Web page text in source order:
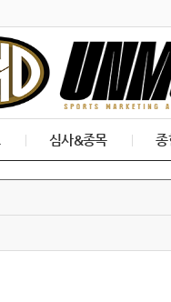
심사&종목 종